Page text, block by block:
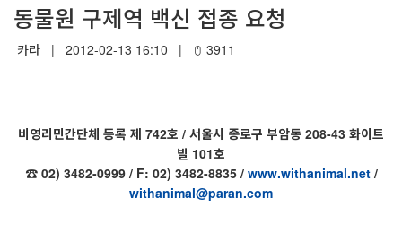
동물원 구제역 백신 접종 요청
카라 | 2012-02-13 16:10 | 3911
비영리민간단체 등록 제 742호 / 서울시 종로구 부암동 208-43 화이트
빌 101호
☎ 02) 3482-0999 / F: 02) 3482-8835 / www.withanimal.net/
withanimal@paran.com